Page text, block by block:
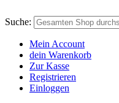
Suche:
Mein Account
dein Warenkorb
Zur Kasse
Registrieren
Einloggen